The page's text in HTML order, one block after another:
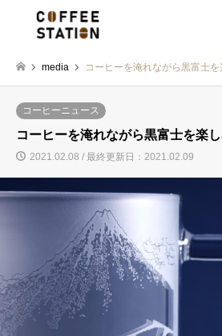
media コーヒーを淹れながら黒富士
コーヒーニュース
コーヒーを淹れながら黒富士を楽
2021.02.08 / 最終更新日：2021.02.09